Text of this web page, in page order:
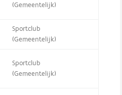
(Gemeentelijk)
Sportclub
(Gemeentelijk)
Sportclub
(Gemeentelijk)